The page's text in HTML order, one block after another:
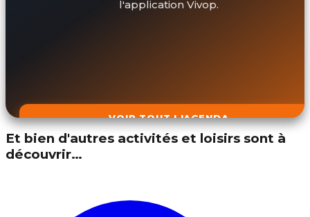
l'application Vivop.
VOIR TOUT L'AGENDA
Et bien d'autres activités et loisirs sont à
découvrir…